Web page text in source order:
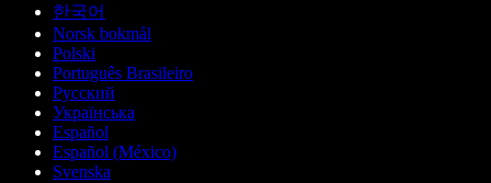
한국어
Norsk bokmål
Polski
Português Brasileiro
Русский
Українська
Español
Español (México)
Svenska